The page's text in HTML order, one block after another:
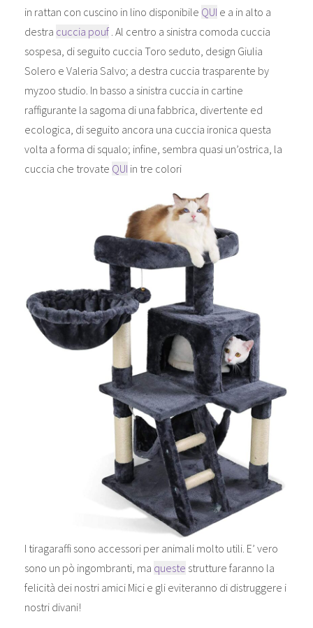
in rattan con cuscino in lino disponibile QUI e a in alto a
destra cuccia pouf. Al centro a sinistra comoda cuccia
sospesa, di seguito cuccia Toro seduto, design Giulia
Solero e Valeria Salvo; a destra cuccia trasparente by
myzoo studio. In basso a sinistra cuccia in cartine
raffigurante la sagoma di una fabbrica, divertente ed
ecologica, di seguito ancora una cuccia ironica questa
volta a forma di squalo; infine, sembra quasi un’ostrica, la
cuccia che trovate QUI in tre colori
I tiragaraffi sono accessori per animali molto utili. E’ vero
sono un pò ingombranti, ma queste strutture faranno la
felicità dei nostri amici Mici e gli eviteranno di distruggere i
nostri divani!